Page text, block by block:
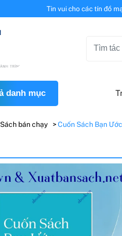
Tin vui cho các tín đồ
danh mục
Sách bán chạy Cuốn Sách Bạn